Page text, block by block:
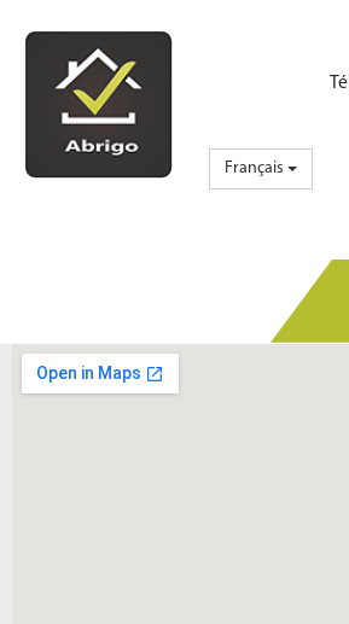
Tél
Français